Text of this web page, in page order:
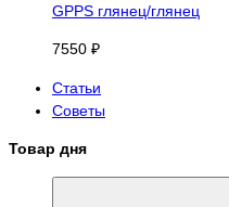
GPPS глянец/глянец
7550 ₽
Статьи
Советы
Товар дня